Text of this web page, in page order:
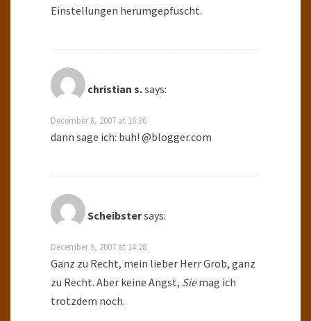
Einstellungen herumgepfuscht.
christian s.says:
December 8, 2007 at 16:36
dann sage ich: buh! @blogger.com
Scheibstersays:
December 9, 2007 at 14:28
Ganz zu Recht, mein lieber Herr Grob, ganz
zu Recht. Aber keine Angst, Siemag ich
trotzdem noch.